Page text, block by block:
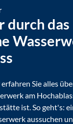
durch das
Sie alles
am
ist. So geht's:
aussuchen